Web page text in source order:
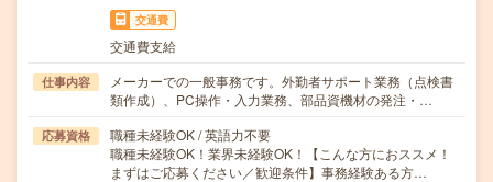
交通費
交通費支給
仕事内容
メーカーでの一般事務です。外勤者サポート業務（点検書
類作成）、PC操作・入力業務、部品資機材の発注・…
応募資格
職種未経験OK / 英語力不要
職種未経験OK！業界未経験OK！【こんな方におススメ！
まずはご応募ください／歓迎条件】事務経験ある方…